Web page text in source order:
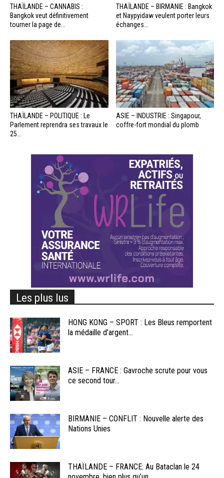
THAÏLANDE – CANNABIS :
Bangkok veut définitivement
tourner la page de...
THAÏLANDE – BIRMANIE : Bangkok
et Naypyidaw veulent porter leurs
échanges...
THAÏLANDE – POLITIQUE : Le
Parlement reprendra ses travaux le
25...
ASIE – INDUSTRIE : Singapour,
coffre-fort mondial du plomb
Les plus lus
HONG KONG – SPORT : Les Bleus remportent
la médaille d’argent...
ASIE – FRANCE : Gavroche scrute pour vous
ce second tour...
BIRMANIE – CONFLIT : Nouvelle alerte des
Nations Unies
THAÏLANDE – FRANCE: Au Bataclan le 24